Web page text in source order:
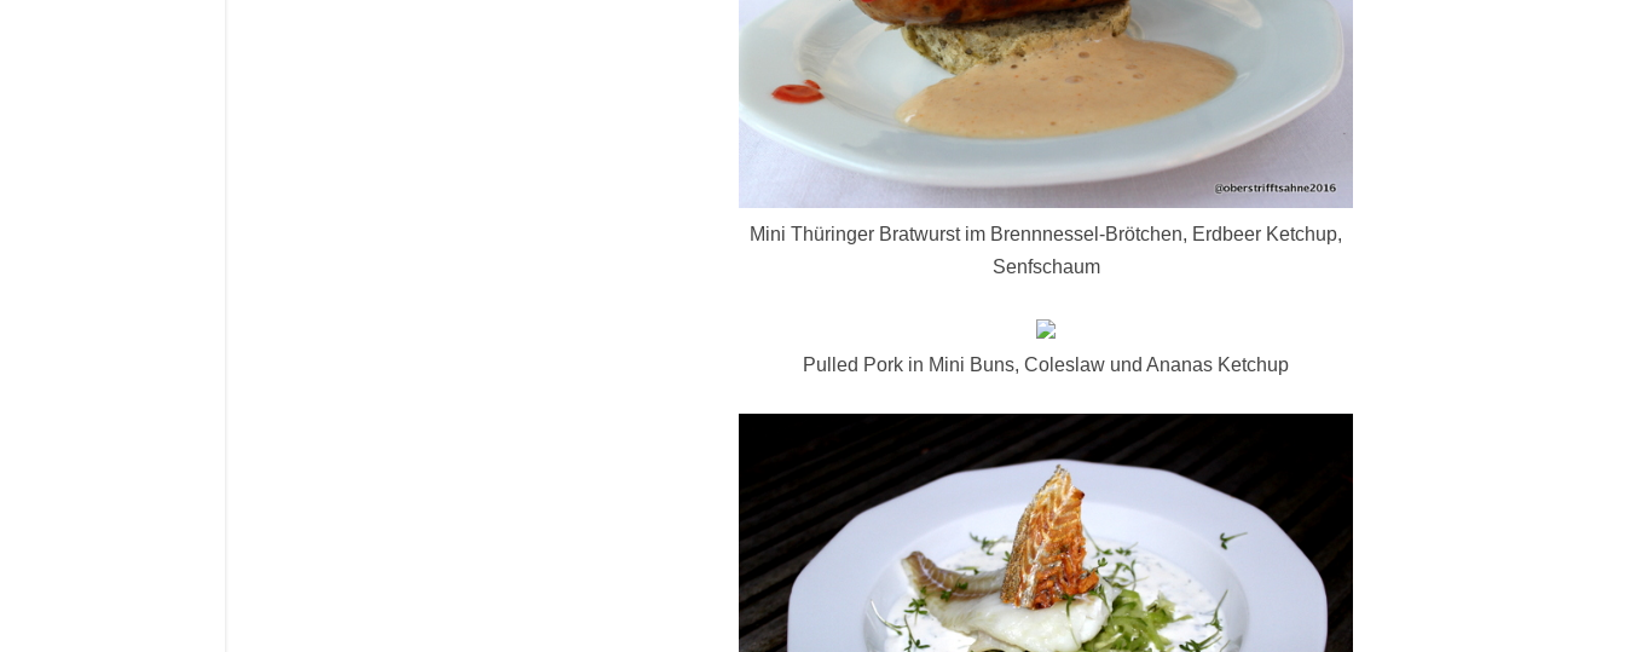
Mini Thüringer Bratwurst im Brennnessel-Brötchen, Erdbeer Ketchup,
Senfschaum
Pulled Pork in Mini Buns, Coleslaw und Ananas Ketchup